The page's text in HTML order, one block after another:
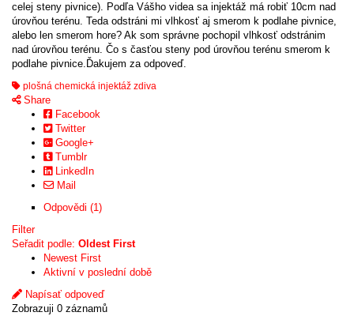
celej steny pivnice). Podľa Vášho videa sa injektáž má robiť 10cm nad
úrovňou terénu. Teda odstráni mi vlhkosť aj smerom k podlahe pivnice,
alebo len smerom hore? Ak som správne pochopil vlhkosť odstránim
nad úrovňou terénu. Čo s časťou steny pod úrovňou terénu smerom k
podlahe pivnice.Ďakujem za odpoveď.
plošná chemická injektáž zdiva
Share
Facebook
Twitter
Google+
Tumblr
LinkedIn
Mail
Odpovědi (1)
Filter
Seřadit podle: Oldest First
Newest First
Aktivní v poslední době
Napísať odpoveď
Zobrazuji 0 záznamů